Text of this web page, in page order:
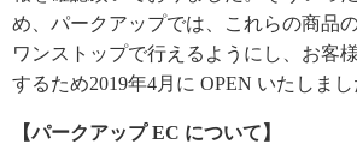
め、パークアップでは、これらの商品
ワンストップで行えるようにし、お客
するため2019年4月に OPEN いたしまし
【パークアップ EC について】